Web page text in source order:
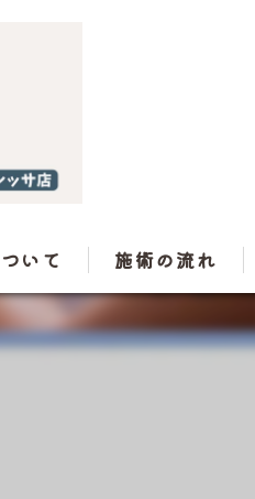
いて 施術の流れ